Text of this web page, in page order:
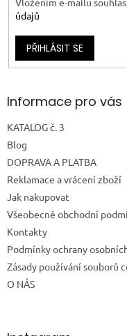
údajů
PŘIHLÁSIT SE
Informace pro vás
KATALOG č. 3
Blog
DOPRAVA A PLATBA
Reklamace a vrácení zboží
Jak nakupovat
Všeobecné obchodní
Kontakty
Podmínky ochrany
Zásady používání souborů
O NÁS